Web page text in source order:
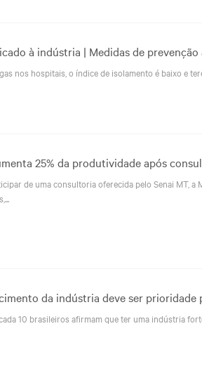
à indústria | Medidas de prevenção
nos hospitais, o índice de isolamento é baixo e
25% da produtividade após
de uma consultoria oferecida pelo Senai MT,
da indústria deve ser prioridade
10 brasileiros afirmam que ter uma indústria